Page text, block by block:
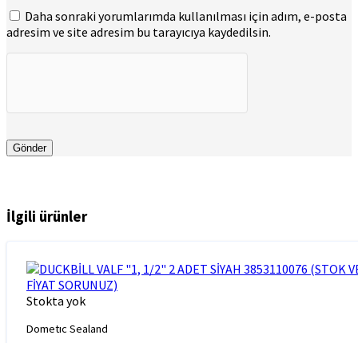
Daha sonraki yorumlarımda kullanılması için adım, e-posta
adresim ve site adresim bu tarayıcıya kaydedilsin.
İlgili ürünler
Stokta yok
Dometıc Sealand